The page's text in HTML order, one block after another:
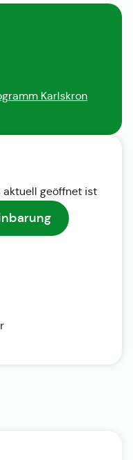
Karlskron
aktuell geöffnet ist